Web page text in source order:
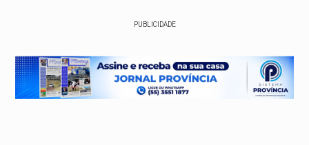
PUBLICIDADE